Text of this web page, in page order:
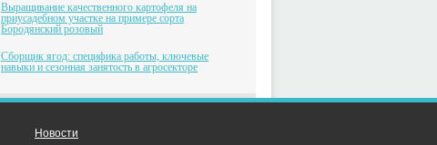
Выращивание качественного картофеля на
приусадебном участке на примере сорта
Бородянский розовый
Сборщик ягод: специфика работы, ключевые
навыки и сезонная занятость в агросекторе
Новости